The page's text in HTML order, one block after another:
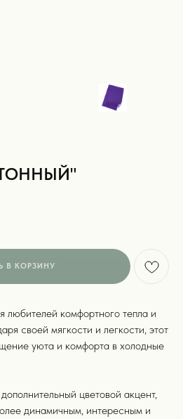
В КОРЗИНУ
любителей комфортного тепла и
своей мягкости и легкости, этот
уюта и комфорта в холодные
цветовой акцент,
динамичным, интересным и